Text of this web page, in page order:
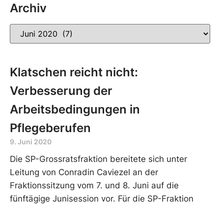
Archiv
Klatschen reicht nicht:
Verbesserung der
Arbeitsbedingungen in
Pflegeberufen
9. Juni 2020
Die SP-Grossratsfraktion bereitete sich unter
Leitung von Conradin Caviezel an der
Fraktionssitzung vom 7. und 8. Juni auf die
fünftägige Junisession vor. Für die SP-Fraktion